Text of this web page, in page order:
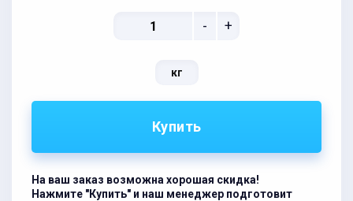
- +
кг
Купить
На ваш заказ возможна хорошая скидка!
Нажмите "Купить" и наш менеджер подготовит